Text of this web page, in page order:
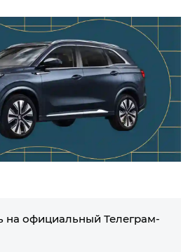
на официальный Телеграм-